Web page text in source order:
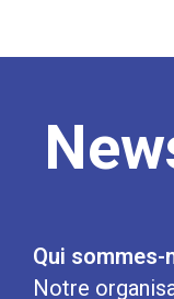
Qui sommes-
Notre